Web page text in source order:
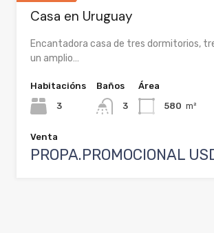
Casa en Uruguay
Encantadora casa de tres dormitorios,
un amplio…
Habitacións
3
Baños
3
Área
580 m²
Venta
PROPA.PROMOCIONAL